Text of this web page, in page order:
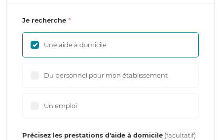
Je recherche
Une aide à domicile
Du personnel pour mon établissement
Un emploi
Précisez les prestations d'aide à domicile